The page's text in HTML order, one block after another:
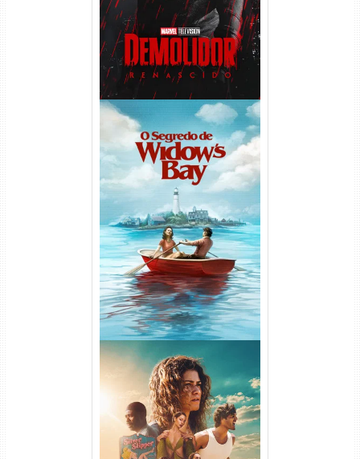
O Segredo de Widow’s Bay
1ª Temporada Torrent (2026)
WEB-DL 1080p Dual Áudio
Euphoria 3ª Temporada